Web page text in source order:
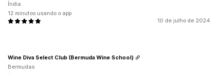
10 de julho de 2024
Índia
12 minutos usando o app
Wine Diva Select Club (Bermuda Wine School)
Bermudas